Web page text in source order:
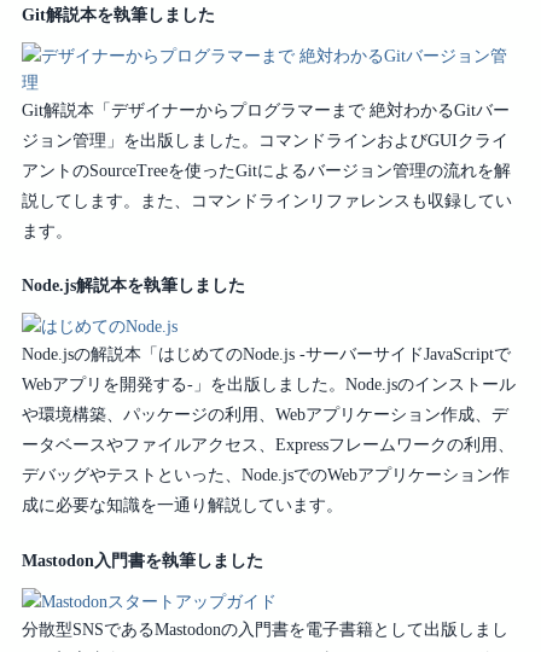
Git解説本を執筆しました
Git解説本「デザイナーからプログラマーまで 絶対わかるGitバー
ジョン管理」を出版しました。コマンドラインおよびGUIクライ
アントのSourceTreeを使ったGitによるバージョン管理の流れを解
説してします。また、コマンドラインリファレンスも収録してい
ます。
Node.js解説本を執筆しました
Node.jsの解説本「はじめてのNode.js -サーバーサイドJavaScriptで
Webアプリを開発する-」を出版しました。Node.jsのインストール
や環境構築、パッケージの利用、Webアプリケーション作成、デ
ータベースやファイルアクセス、Expressフレームワークの利用、
デバッグやテストといった、Node.jsでのWebアプリケーション作
成に必要な知識を一通り解説しています。
Mastodon入門書を執筆しました
分散型SNSであるMastodonの入門書を電子書籍として出版しまし